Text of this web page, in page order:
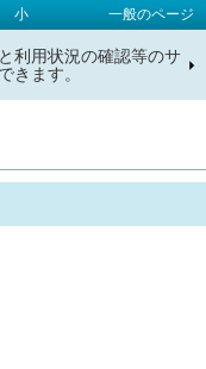
小 一般のページ
利用状況の確認等のサ
きます。